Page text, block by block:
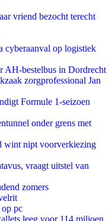
vriend bezocht terecht
cyberaanval op logistiek
AH-bestelbus in Dordrecht
zorgprofessional Jan
Formule 1-seizoen
onder grens met
wint nipt voorverkiezing
vraagt uitstel van
zomers
pc
leeg voor 114 miljoen